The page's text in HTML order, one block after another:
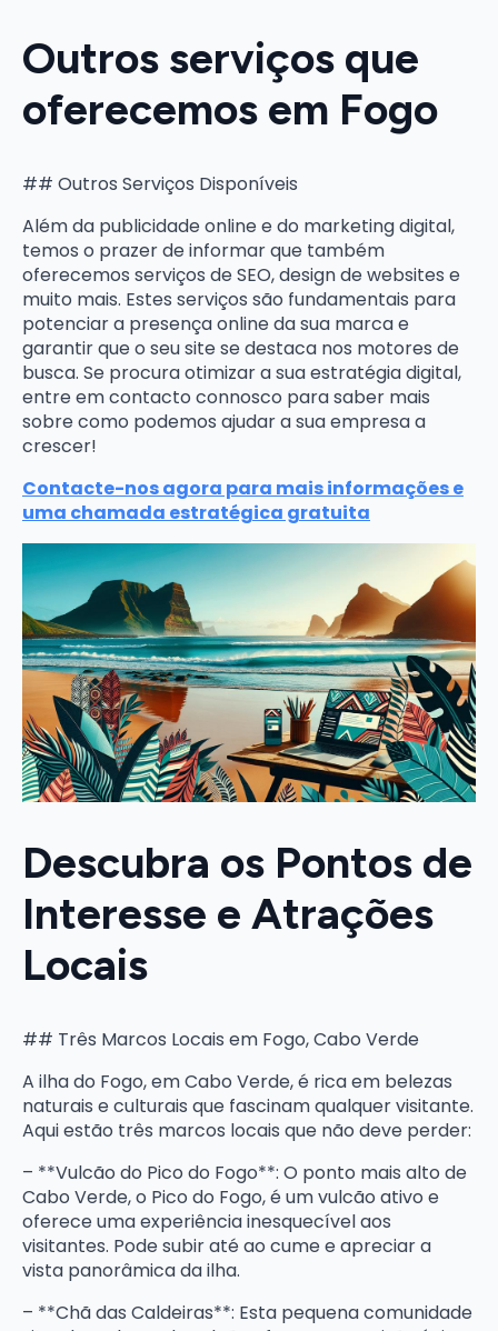
Outros serviços que
oferecemos em Fogo
## Outros Serviços Disponíveis
Além da publicidade online e do marketing digital,
temos o prazer de informar que também
oferecemos serviços de SEO, design de websites e
muito mais. Estes serviços são fundamentais para
potenciar a presença online da sua marca e
garantir que o seu site se destaca nos motores de
busca. Se procura otimizar a sua estratégia digital,
entre em contacto connosco para saber mais
sobre como podemos ajudar a sua empresa a
crescer!
Contacte-nos agora para mais informações e
uma chamada estratégica gratuita
Descubra os Pontos de
Interesse e Atrações
Locais
## Três Marcos Locais em Fogo, Cabo Verde
A ilha do Fogo, em Cabo Verde, é rica em belezas
naturais e culturais que fascinam qualquer visitante.
Aqui estão três marcos locais que não deve perder:
– **Vulcão do Pico do Fogo**: O ponto mais alto de
Cabo Verde, o Pico do Fogo, é um vulcão ativo e
oferece uma experiência inesquecível aos
visitantes. Pode subir até ao cume e apreciar a
vista panorâmica da ilha.
– **Chã das Caldeiras**: Esta pequena comunidade